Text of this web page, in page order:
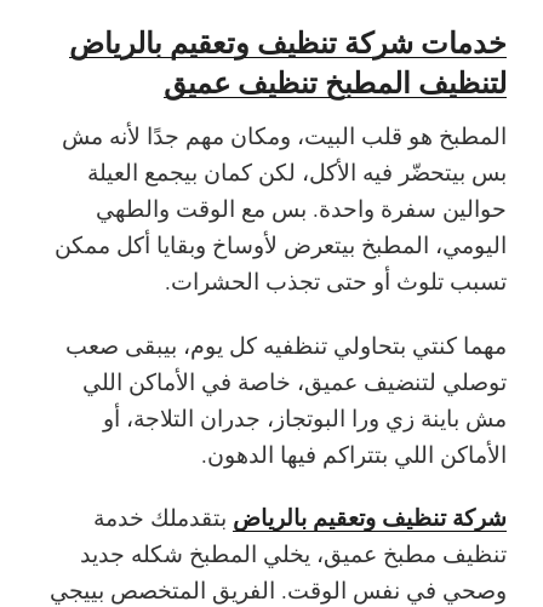
خدمات شركة تنظيف وتعقيم بالرياض
لتنظيف المطبخ تنظيف عميق
المطبخ هو قلب البيت، ومكان مهم جدًا لأنه مش
بس بيتحضّر فيه الأكل، لكن كمان بيجمع العيلة
حوالين سفرة واحدة. بس مع الوقت والطهي
اليومي، المطبخ بيتعرض لأوساخ وبقايا أكل ممكن
تسبب تلوث أو حتى تجذب الحشرات.
مهما كنتي بتحاولي تنظفيه كل يوم، بيبقى صعب
توصلي لتنضيف عميق، خاصة في الأماكن اللي
مش باينة زي ورا البوتجاز، جدران التلاجة، أو
الأماكن اللي بتتراكم فيها الدهون.
شركة تنظيف وتعقيم بالرياض بتقدملك خدمة
تنظيف مطبخ عميق، يخلي المطبخ شكله جديد
وصحي في نفس الوقت. الفريق المتخصص بييجي